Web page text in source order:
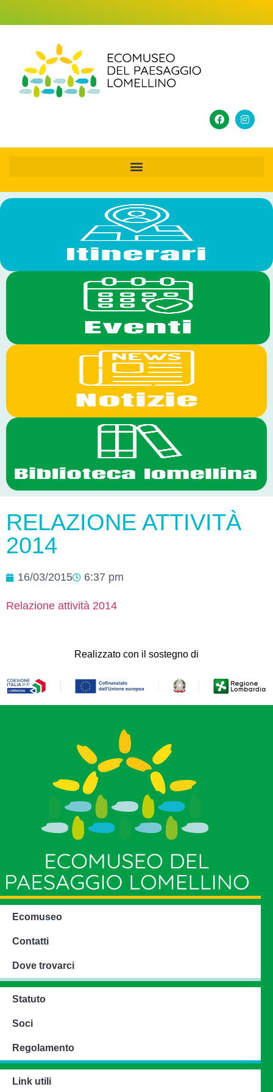
RELAZIONE ATTIVITÀ
2014
16/03/2015 6:37 pm
Relazione attività 2014
Realizzato con il sostegno di
Ecomuseo
Contatti
Dove trovarci
Statuto
Soci
Regolamento
Link utili